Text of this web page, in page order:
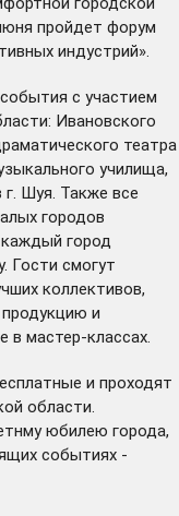
пройдет форум
индустрий».
с участием
Ивановского
театра
училища,
Шуя. Также все
городов
город
Гости смогут
коллективов,
и
в мастер-классах.
и проходят
области.
юбилею города,
событиях -